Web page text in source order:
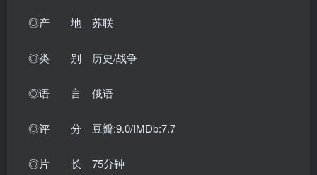
◎产 地 苏联
◎类 别 历史/战争
◎语 言 俄语
◎评 分 豆瓣:9.0/IMDb:7.7
◎片 长 75分钟